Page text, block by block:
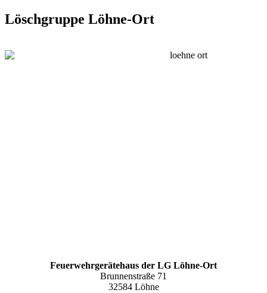
Löschgruppe Löhne-Ort
Feuerwehrgerätehaus der LG Löhne-Ort
Brunnenstraße 71
32584 Löhne